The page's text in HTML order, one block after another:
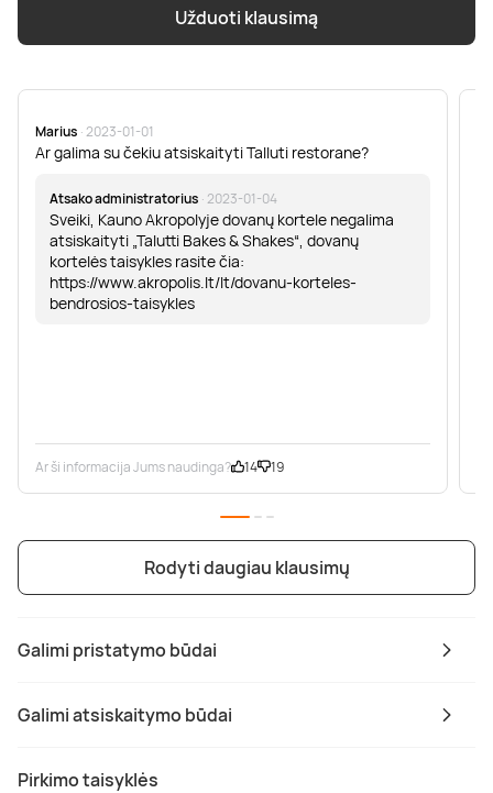
Galimi pristatymo būdai
Galimi atsiskaitymo būdai
Pirkimo taisyklės
Užduoti klausimą
Marius · 2023-01-01
Ar galima su čekiu atsiskaityti Talluti restorane?
Atsako administratorius · 2023-01-04
Sveiki, Kauno Akropolyje dovanų kortele negalima
atsiskaityti „Talutti Bakes & Shakes“, dovanų
kortelės taisykles rasite čia:
https://www.akropolis.lt/lt/dovanu-korteles-
bendrosios-taisykles
Ar ši informacija Jums naudinga? 14 19
Rodyti daugiau klausimų